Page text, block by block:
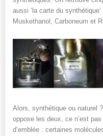
aussi ‘la carte du
Muskethanol, Carboneum et
Alors, synthétique ou naturel
oppose les deux, ce n’est
d’emblée : certaines